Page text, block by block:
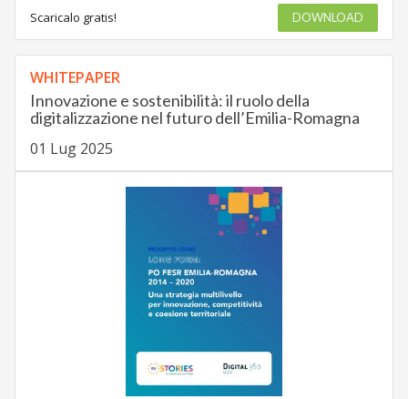
Scaricalo gratis! DOWNLOAD
WHITEPAPER
Innovazione e sostenibilità: il ruolo della
digitalizzazione nel futuro dell’Emilia-Romagna
01 Lug 2025